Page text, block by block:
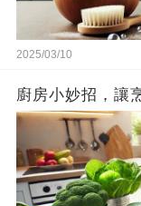
2025/03/10
廚房小妙招，讓